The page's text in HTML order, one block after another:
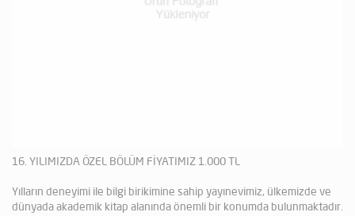
16. YILIMIZDA ÖZEL BÖLÜM FİYATIMIZ 1.000 TL
Yılların deneyimi ile bilgi birikimine sahip yayınevimiz, ülkemizde ve
dünyada akademik kitap alanında önemli bir konumda bulunmaktadır.